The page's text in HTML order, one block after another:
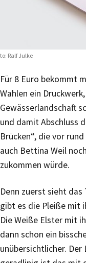
Ralf Julke
Für 8 Euro bekommt
Wahlen ein
Gewässerlandschaft
und damit Abschluss
Brücken“, die vor
auch Bettina Weil
zukommen würde.
Denn zuerst sieht das
gibt es die Pleiße mit
Die Weiße Elster mit
dann schon ein
unübersichtlicher. Der